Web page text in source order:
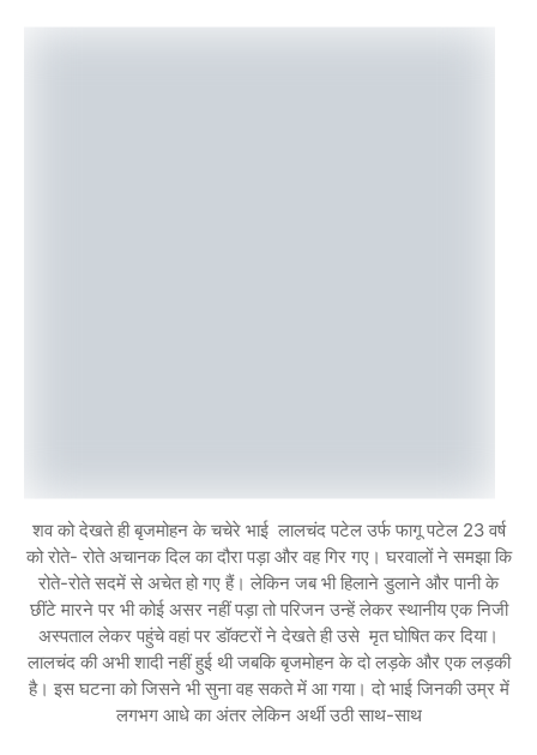
शव को देखते ही बृजमोहन के चचेरे भाई लालचंद पटेल उर्फ फागू पटेल 23 वर्ष
को रोते- रोते अचानक दिल का दौरा पड़ा और वह गिर गए। घरवालों ने समझा कि
रोते-रोते सदमें से अचेत हो गए हैं। लेकिन जब भी हिलाने डुलाने और पानी के
छींटे मारने पर भी कोई असर नहीं पड़ा तो परिजन उन्हें लेकर स्थानीय एक निजी
अस्पताल लेकर पहुंचे वहां पर डॉक्टरों ने देखते ही उसे मृत घोषित कर दिया।
लालचंद की अभी शादी नहीं हुई थी जबकि बृजमोहन के दो लड़के और एक लड़की
है। इस घटना को जिसने भी सुना वह सकते में आ गया। दो भाई जिनकी उम्र में
लगभग आधे का अंतर लेकिन अर्थी उठी साथ-साथ